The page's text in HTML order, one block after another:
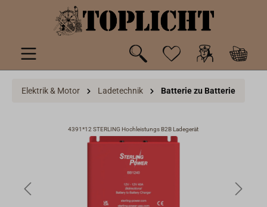
springen
Elektrik & Motor Ladetechnik Batterie zu Batterie
4391*12 STERLING Hochleistungs B2B Ladegerät